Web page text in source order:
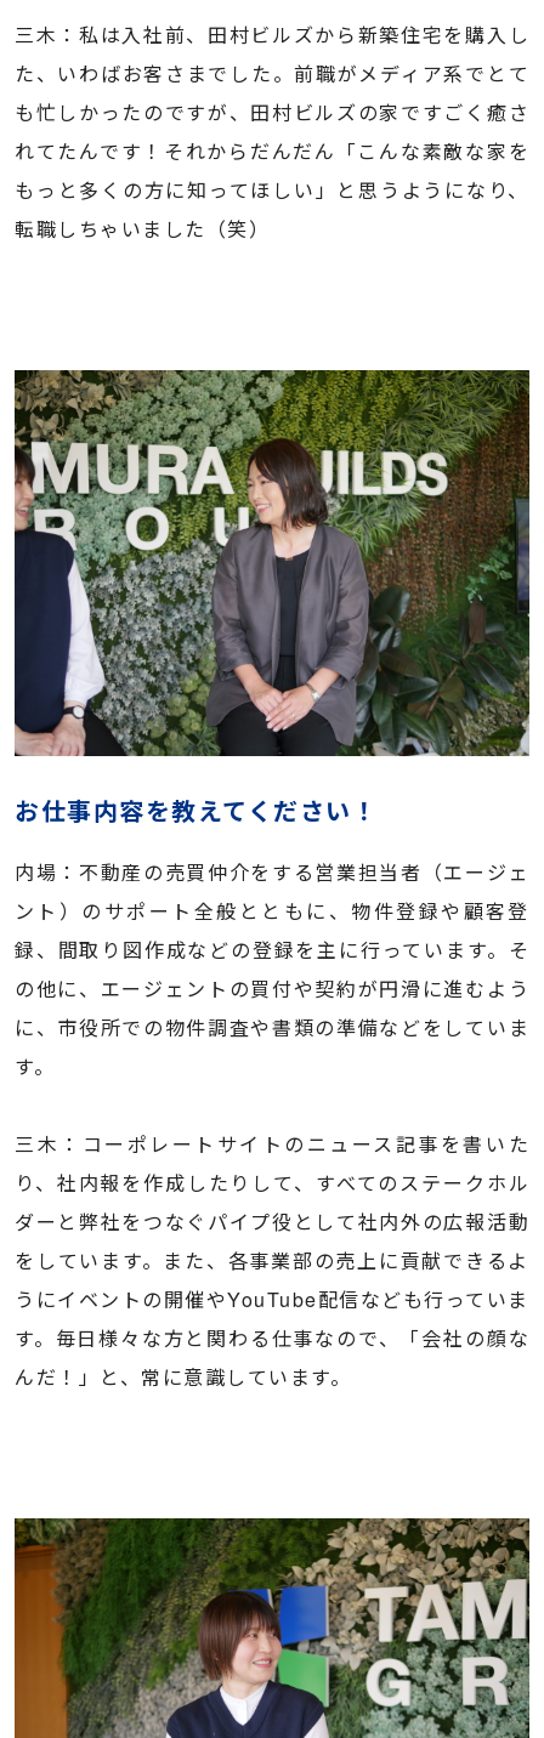
三木：私は入社前、田村ビルズから新築住宅を購入し
た、いわばお客さまでした。前職がメディア系でとて
も忙しかったのですが、田村ビルズの家ですごく癒さ
れてたんです！それからだんだん「こんな素敵な家を
もっと多くの方に知ってほしい」と思うようになり、
転職しちゃいました（笑）
お仕事内容を教えてください！
内場：不動産の売買仲介をする営業担当者（エージェ
ント）のサポート全般とともに、物件登録や顧客登
録、間取り図作成などの登録を主に行っています。そ
の他に、エージェントの買付や契約が円滑に進むよう
に、市役所での物件調査や書類の準備などをしていま
す。
三木：コーポレートサイトのニュース記事を書いた
り、社内報を作成したりして、すべてのステークホル
ダーと弊社をつなぐパイプ役として社内外の広報活動
をしています。また、各事業部の売上に貢献できるよ
うにイベントの開催やYouTube配信なども行っていま
す。毎日様々な方と関わる仕事なので、「会社の顔な
んだ！」と、常に意識しています。